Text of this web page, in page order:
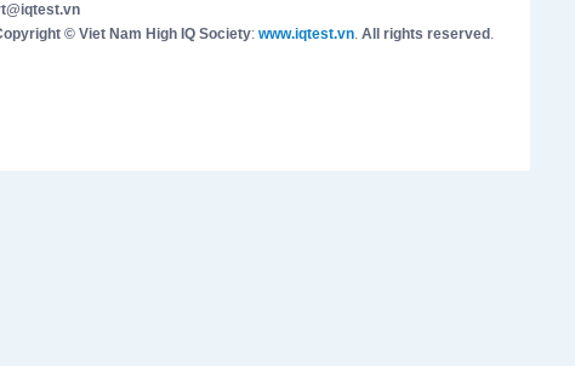
© Viet Nam High IQ Society: www.iqtest.vn. All rights reserved .